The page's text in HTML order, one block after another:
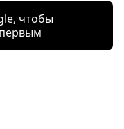
чтобы